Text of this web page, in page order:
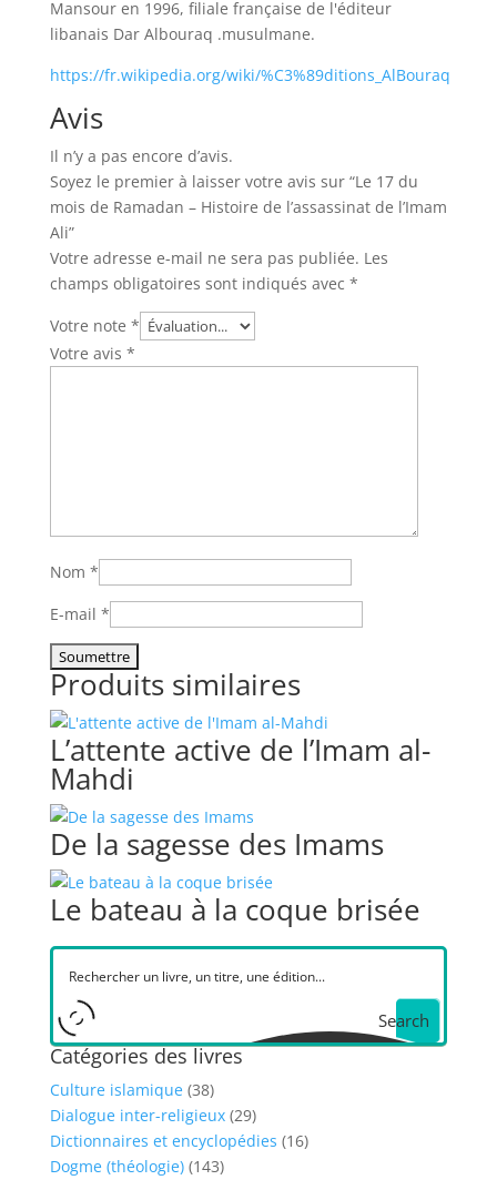
Mansour en 1996, filiale française de l'éditeur
libanais Dar Albouraq .musulmane.
https://fr.wikipedia.org/wiki/%C3%89ditions_AlBouraq
Avis
Il n’y a pas encore d’avis.
Soyez le premier à laisser votre avis sur “Le 17 du
mois de Ramadan – Histoire de l’assassinat de l’Imam
Ali”
Votre adresse e-mail ne sera pas publiée. Les
champs obligatoires sont indiqués avec *
Votre note *
Votre avis *
Nom *
E-mail *
Produits similaires
L’attente active de l’Imam al-
Mahdi
De la sagesse des Imams
Le bateau à la coque brisée
Search
Catégories des livres
Culture islamique (38)
Dialogue inter-religieux (29)
Dictionnaires et encyclopédies (16)
Dogme (théologie) (143)